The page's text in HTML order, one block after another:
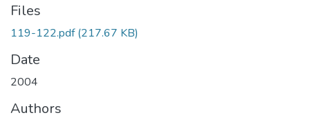
Files
119-122.pdf(217.67 KB)
Date
2004
Authors